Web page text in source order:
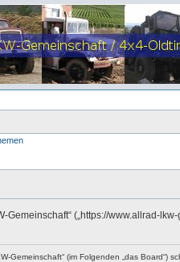
Gemeinschaft“ („https://www.allrad-
Gemeinschaft“ (im Folgenden „das